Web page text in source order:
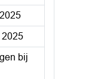
2025
bij